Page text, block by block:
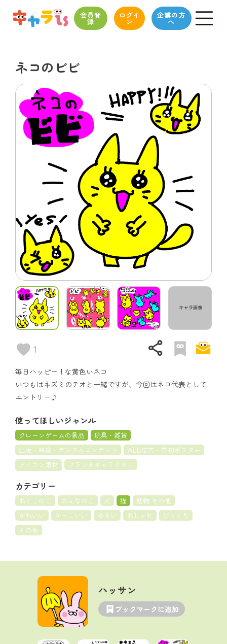
会員登
録
ログイ
ン
企業の方
へ
ネコのビビ
1 share
毎日ハッピー！な黄色いネコ
いつもはネズミのテオと一緒ですが、今回はネコ代表として
エントリー♪
使ってほしいジャンル
クレーンゲームの景品
玩具・雑貨
出版・映像・デジタルコンテンツ
WEB広告・告知ポスター
アイコン素材
ブランドキャラクター
カテゴリー
おとこのこ おんなのこ 犬 猫
動物 その他
かわいい
かっこいい ゆるい おしゃれ
びっくり
その他
ハッサン
ブックマークに追加